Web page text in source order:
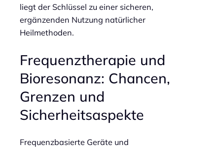
liegt der Schlüssel zu einer sicheren,
ergänzenden Nutzung natürlicher
Heilmethoden.
Frequenztherapie und
Bioresonanz: Chancen,
Grenzen und
Sicherheitsaspekte
Frequenzbasierte Geräte und